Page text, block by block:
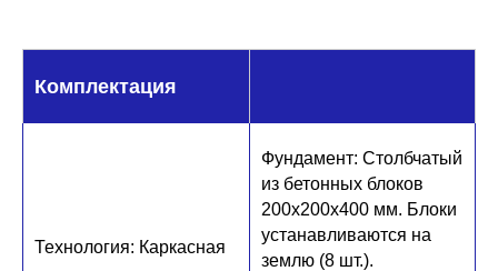
Комплектация
Технология: Каркасная
Фундамент: Столбчатый
из бетонных блоков
200х200х400 мм. Блоки
устанавливаются на
землю (8 шт.).